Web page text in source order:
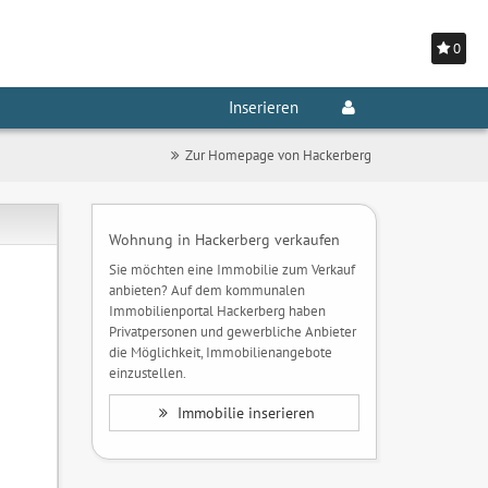
0
Inserieren
Zur Homepage von Hackerberg
Wohnung in Hackerberg verkaufen
Sie möchten eine Immobilie zum Verkauf
anbieten? Auf dem kommunalen
Immobilienportal Hackerberg haben
Privatpersonen und gewerbliche Anbieter
die Möglichkeit, Immobilienangebote
einzustellen.
Immobilie inserieren